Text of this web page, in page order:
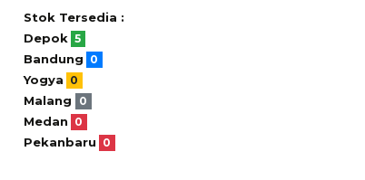
Stok Tersedia :
Depok 5
Bandung 0
Yogya 0
Malang 0
Medan 0
Pekanbaru 0